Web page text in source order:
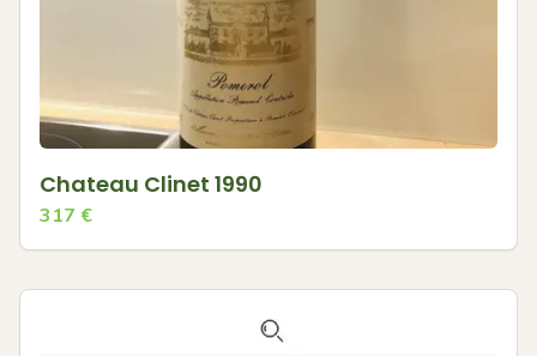
Chateau Clinet 1990
317 €